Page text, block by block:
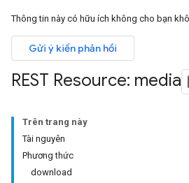
Thông tin này có hữu ích không cho bạn
Gửi ý kiến phản hồi
REST Resource: media
Trên trang này
Tài nguyên
Phương thức
download